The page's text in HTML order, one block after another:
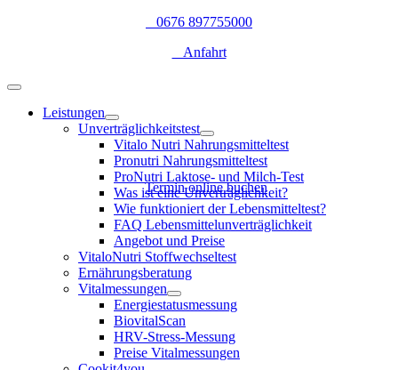
0676 897755000
Anfahrt
Termin online buchen
Toggle
NavigationLeistungen
Unverträglichkeitstest
Vitalo Nutri Nahrungsmitteltest
Pronutri Nahrungsmitteltest
ProNutri Laktose- und Milch-Test
Was ist eine Unverträglichkeit?
Wie funktioniert der Lebensmitteltest?
FAQ Lebensmittelunverträglichkeit
Angebot und Preise
VitaloNutri Stoffwechseltest
Ernährungsberatung
Vitalmessungen
Energiestatusmessung
BiovitalScan
HRV-Stress-Messung
Preise Vitalmessungen